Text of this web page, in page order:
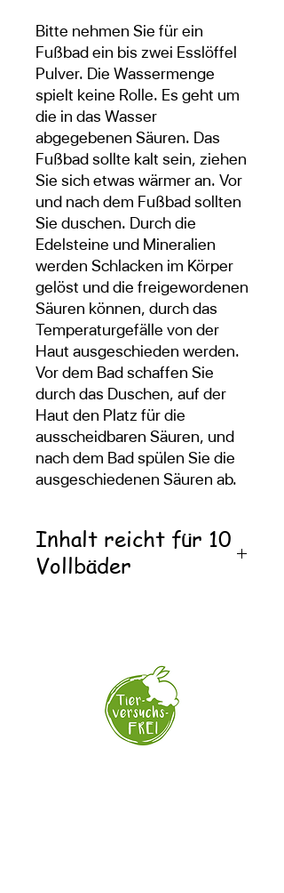
Bitte nehmen Sie für ein
Fußbad ein bis zwei Esslöffel
Pulver. Die Wassermenge
spielt keine Rolle. Es geht um
die in das Wasser
abgegebenen Säuren. Das
Fußbad sollte kalt sein, ziehen
Sie sich etwas wärmer an. Vor
und nach dem Fußbad sollten
Sie duschen. Durch die
Edelsteine und Mineralien
werden Schlacken im Körper
gelöst und die freigewordenen
Säuren können, durch das
Temperaturgefälle von der
Haut ausgeschieden werden.
Vor dem Bad schaffen Sie
durch das Duschen, auf der
Haut den Platz für die
ausscheidbaren Säuren, und
nach dem Bad spülen Sie die
ausgeschiedenen Säuren ab.
Inhalt reicht für 10
Vollbäder